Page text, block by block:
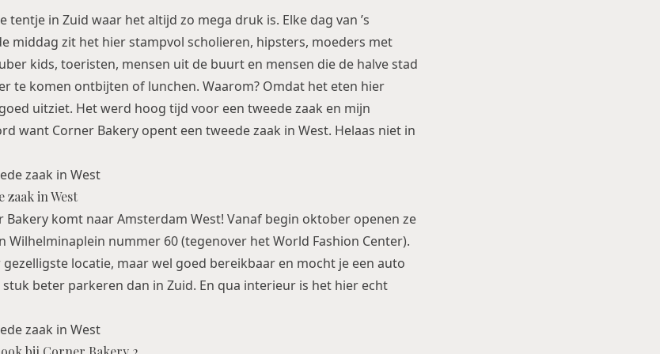
tentje in Zuid waar het altijd zo mega druk is. Elke dag van ’s
middag zit het hier stampvol scholieren, hipsters, moeders met
kids, toeristen, mensen uit de buurt en mensen die de halve stad
te komen ontbijten of lunchen. Waarom? Omdat het eten hier
uitziet. Het werd hoog tijd voor een tweede zaak en mijn
want Corner Bakery opent een tweede zaak in West. Helaas niet in
in West
Bakery komt naar Amsterdam West! Vanaf begin oktober openen ze
Wilhelminaplein nummer 60 (tegenover het World Fashion Center).
locatie, maar wel goed bereikbaar en mocht je een auto
beter parkeren dan in Zuid. En qua interieur is het hier echt